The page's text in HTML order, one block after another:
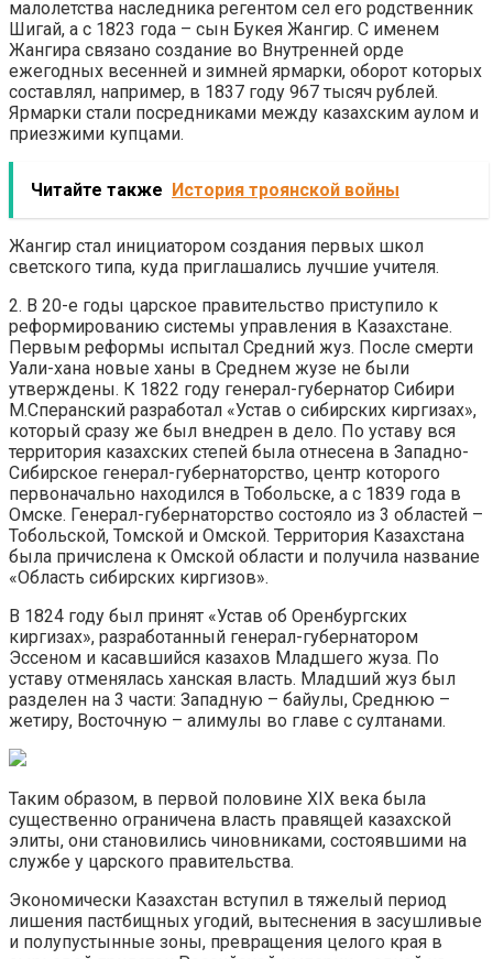
малолетства наследника регентом сел его родственник
Шигай, а с 1823 года – сын Букея Жангир. С именем
Жангира связано создание во Внутренней орде
ежегодных весенней и зимней ярмарки, оборот которых
составлял, например, в 1837 году 967 тысяч рублей.
Ярмарки стали посредниками между казахским аулом и
приезжими купцами.
Читайте также История троянской войны
Жангир стал инициатором создания первых школ
светского типа, куда приглашались лучшие учителя.
2. В 20-е годы царское правительство приступило к
реформированию системы управления в Казахстане.
Первым реформы испытал Средний жуз. После смерти
Уали-хана новые ханы в Среднем жузе не были
утверждены. К 1822 году генерал-губернатор Сибири
М.Сперанский разработал «Устав о сибирских киргизах»,
который сразу же был внедрен в дело. По уставу вся
территория казахских степей была отнесена в Западно-
Сибирское генерал-губернаторство, центр которого
первоначально находился в Тобольске, а с 1839 года в
Омске. Генерал-губернаторство состояло из 3 областей –
Тобольской, Томской и Омской. Территория Казахстана
была причислена к Омской области и получила название
«Область сибирских киргизов».
В 1824 году был принят «Устав об Оренбургских
киргизах», разработанный генерал-губернатором
Эссеном и касавшийся казахов Младшего жуза. По
уставу отменялась ханская власть. Младший жуз был
разделен на 3 части: Западную – байулы, Среднюю –
жетиру, Восточную – алимулы во главе с султанами.
Таким образом, в первой половине XIX века была
существенно ограничена власть правящей казахской
элиты, они становились чиновниками, состоявшими на
службе у царского правительства.
Экономически Казахстан вступил в тяжелый период
лишения пастбищных угодий, вытеснения в засушливые
и полупустынные зоны, превращения целого края в